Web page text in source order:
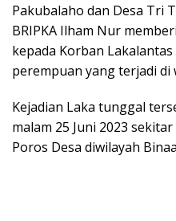
Pakubalaho dan Desa Tri
BRIPKA Ilham Nur
kepada Korban
perempuan yang terjadi di
Kejadian Laka tunggal
malam 25 Juni 2023
Poros Desa diwilayah